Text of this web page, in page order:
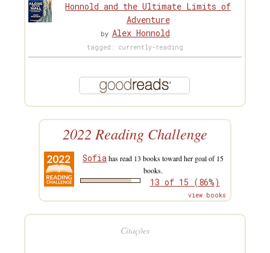
Honnold and the Ultimate Limits of
Adventure
by Alex Honnold
tagged: currently-reading
2022 Reading Challenge
Sofiahas read 13 books toward her goal of 15
books.
13 of 15 (86%)
view books
Citações